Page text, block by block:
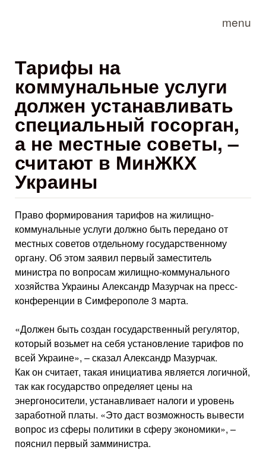
menu
Тарифы на
коммунальные услуги
должен устанавливать
специальный госорган,
а не местные советы, –
считают в МинЖКХ
Украины
Право формирования тарифов на жилищно-
коммунальные услуги должно быть передано от
местных советов отдельному государственному
органу. Об этом заявил первый заместитель
министра по вопросам жилищно-коммунального
хозяйства Украины Александр Мазурчак на пресс-
конференции в Симферополе 3 марта.
«Должен быть создан государственный регулятор,
который возьмет на себя установление тарифов по
всей Украине», – сказал Александр Мазурчак.
Как он считает, такая инициатива является логичной,
так как государство определяет цены на
энергоносители, устанавливает налоги и уровень
заработной платы. «Это даст возможность вывести
вопрос из сферы политики в сферу экономики», –
пояснил первый замминистра.